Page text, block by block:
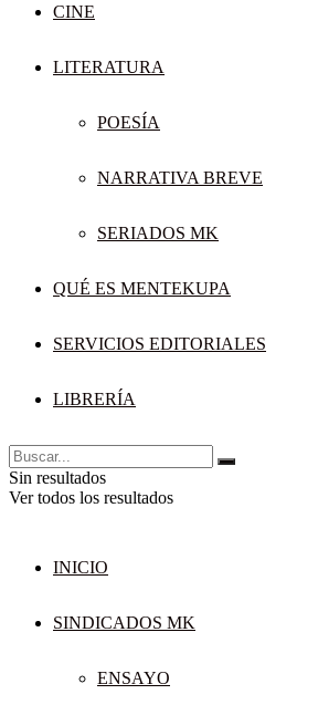
CINE
LITERATURA
POESÍA
NARRATIVA BREVE
SERIADOS MK
QUÉ ES MENTEKUPA
SERVICIOS EDITORIALES
LIBRERÍA
Sin resultados
Ver todos los resultados
INICIO
SINDICADOS MK
ENSAYO